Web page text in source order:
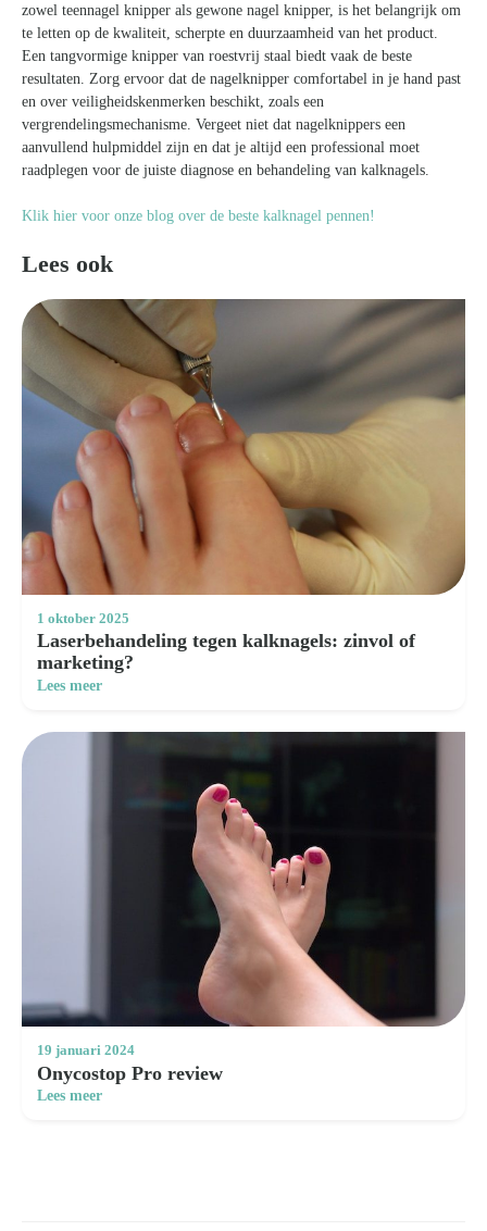
zowel teennagel knipper als gewone nagel knipper, is het belangrijk om
te letten op de kwaliteit, scherpte en duurzaamheid van het product.
Een tangvormige knipper van roestvrij staal biedt vaak de beste
resultaten. Zorg ervoor dat de nagelknipper comfortabel in je hand past
en over veiligheidskenmerken beschikt, zoals een
vergrendelingsmechanisme. Vergeet niet dat nagelknippers een
aanvullend hulpmiddel zijn en dat je altijd een professional moet
raadplegen voor de juiste diagnose en behandeling van kalknagels.
Klik hier voor onze blog over de beste kalknagel pennen!
Lees ook
1 oktober 2025
Laserbehandeling tegen kalknagels: zinvol of
marketing?
Lees meer
19 januari 2024
Onycostop Pro review
Lees meer